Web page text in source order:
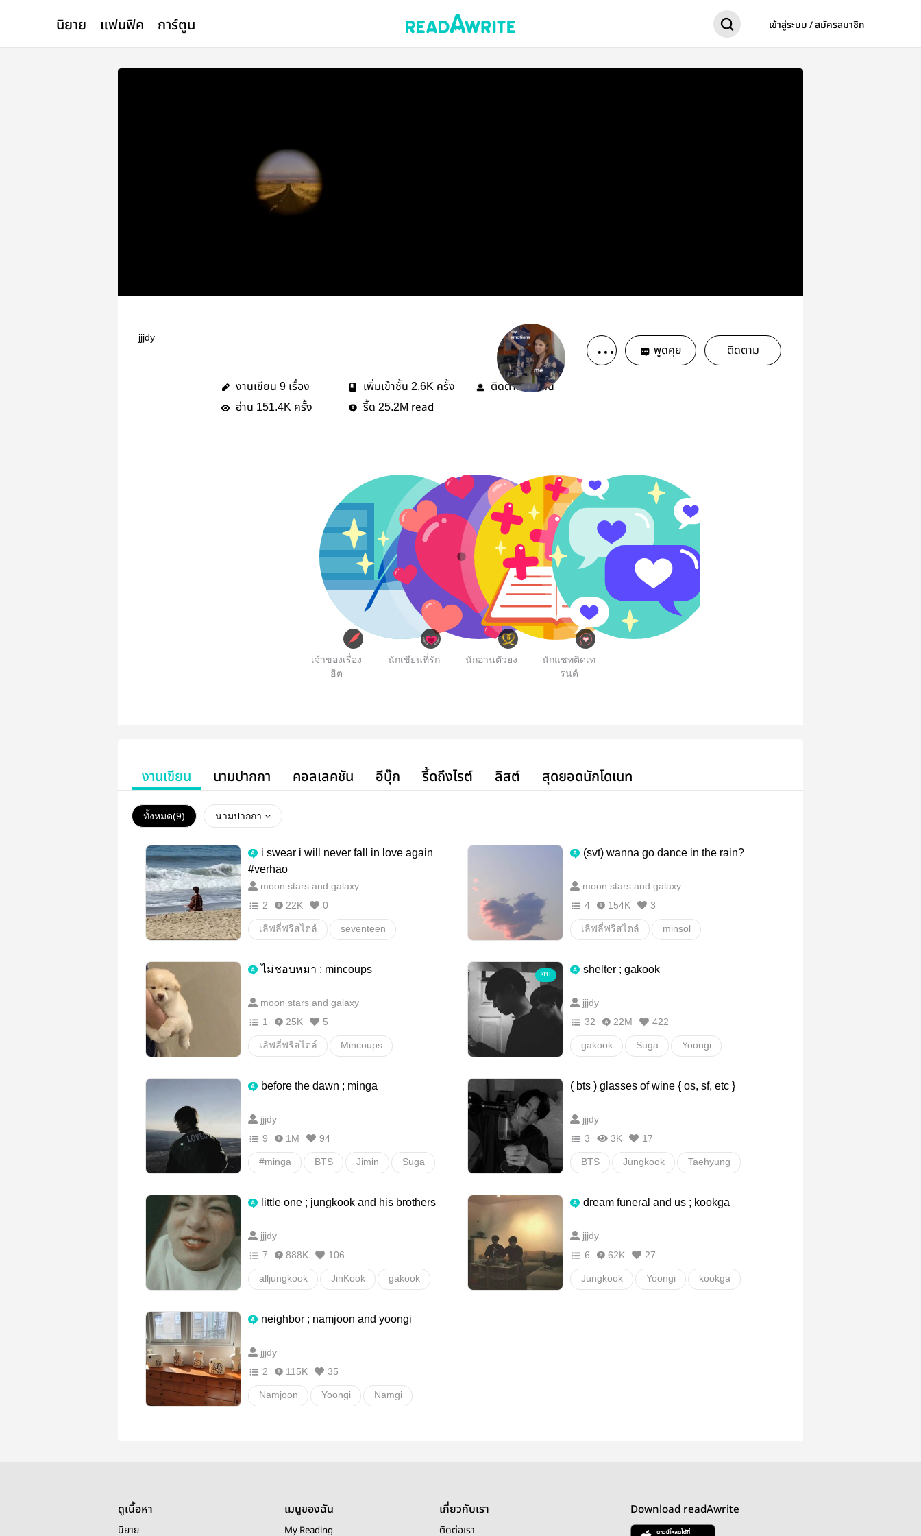
นิยาย แฟนฟิค การ์ตูน เข้าสู่ระบบ / สมัครสมาชิก
jjjdy
พูดคุย ติดตาม
งานเขียน 9 เรื่อง เพิ่มเข้าชั้น 2.6K ครั้ง ติดตาม97คน
อ่าน 151.4K ครั้ง รี้ด 25.2M read
เจ้าของเรื่อง
ฮิต
นักเขียนที่รัก นักอ่านตัวยง
นักแชทติดเท
รนด์
งานเขียน นามปากกา คอลเลคชัน อีบุ๊ก รี้ดถึงไรต์ ลิสต์ สุดยอดนักโดเนท
ทั้งหมด(9) นามปากกา
i swear i will never fall in love again
#verhao
moon stars and galaxy
2
22K 0
เลิฟลี่ฟรีสไตล์ seventeen
(svt) wanna go dance in the rain?
moon stars and galaxy
4
154K 3
เลิฟลี่ฟรีสไตล์ minsol
haocoups
Vernon
ไม่ชอบหมา ; mincoups
moon stars and galaxy
1
25K 5
เลิฟลี่ฟรีสไตล์ Mincoups
จบ shelter ; gakook
jjjdy
32
22M 422
gakook Suga Yoongi
อื่นๆ
before the dawn ; minga
jjjdy
9
1M 94
#minga BTS Jimin Suga
( bts ) glasses of wine { os, sf, etc }
jjjdy
3
3K 17
BTS Jungkook Taehyung
little one ; jungkook and his brothers
jjjdy
7
888K 106
alljungkook JinKook gakook
Taekook allkook อื่นๆ
วายสเตชั่น
dream funeral and us ; kookga
jjjdy
6
62K 27
Jungkook Yoongi kookga
neighbor ; namjoon and yoongi
jjjdy
2
115K 35
Namjoon Yoongi Namgi
ดูเนื้อหา
นิยาย
เมนูของฉัน
My Reading
เกี่ยวกับเรา
ติดต่อเรา
Download readAwrite